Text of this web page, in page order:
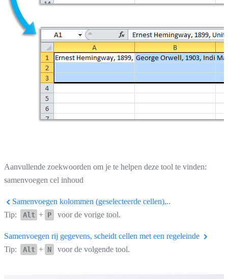
Aanvullende zoekwoorden om je te helpen deze tool te vinden:
samenvoegen cel inhoud
Samenvoegen kolommen (geselecteerde cellen)...
Tip:
Alt + P voor de vorige tool.
Samenvoegen rij gegevens, scheidt cellen met een regeleinde
Tip:
Alt + N voor de volgende tool.